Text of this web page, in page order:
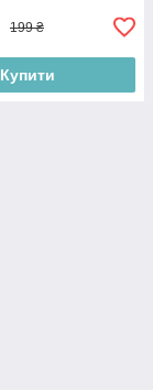
199 ₴
Купити